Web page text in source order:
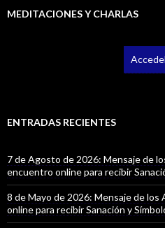
MEDITACIONES Y CHARLAS
ENTRADAS RECIENTES
7 de Agosto de 2026: Mensaje de
encuentro online para recibir
8 de Mayo de 2026: Mensaje de
online para recibir Sanación y